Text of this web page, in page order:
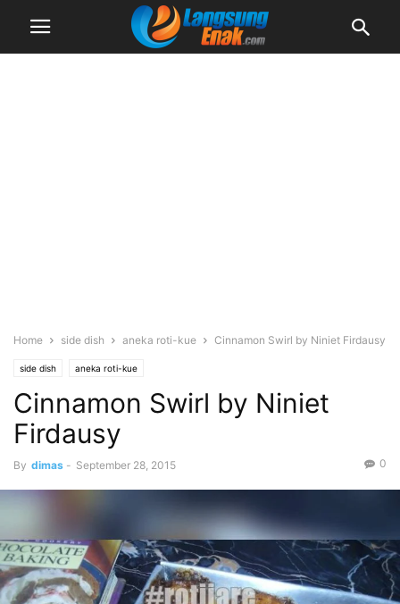
Home side dish aneka roti-kue Cinnamon Swirl by Niniet Firdausy
side dish aneka roti-kue
Cinnamon Swirl by Niniet
Firdausy
By dimas - September 28, 2015 0